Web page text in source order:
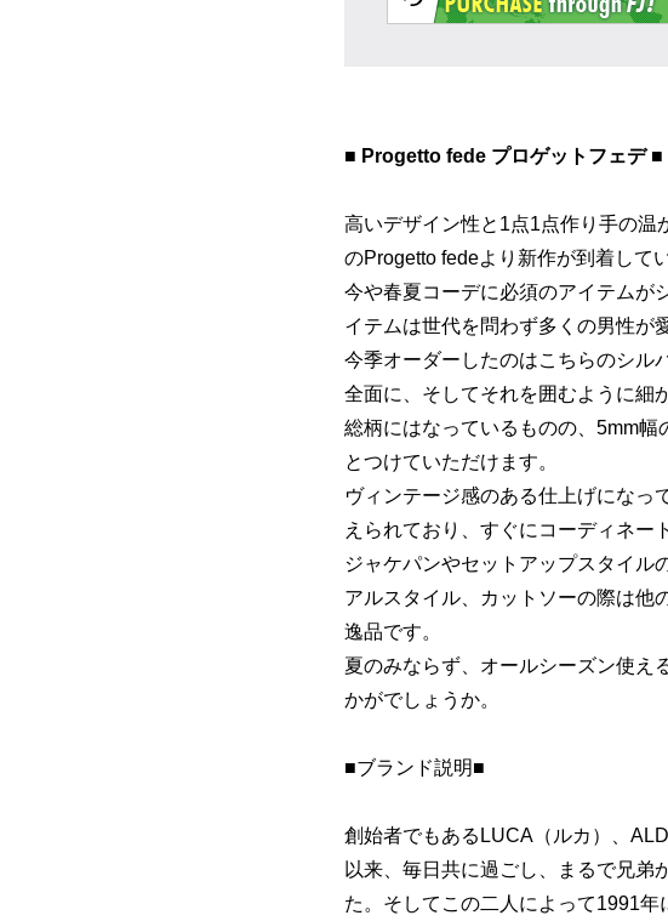
■ Progetto fede プロゲットフェデ ■
高いデザイン性と1点1点作り手の温
のProgetto fedeより新作が到着して
今や春夏コーデに必須のアイテムが
イテムは世代を問わず多くの男性が
今季オーダーしたのはこちらのシル
全面に、そしてそれを囲むように細
総柄にはなっているものの、5mm
とつけていただけます。
ヴィンテージ感のある仕上げになっ
えられており、すぐにコーディネー
ジャケパンやセットアップスタイル
アルスタイル、カットソーの際は他
逸品です。
夏のみならず、オールシーズン使え
かがでしょうか。
■ブランド説明■
創始者でもあるLUCA（ルカ）、
以来、毎日共に過ごし、まるで兄弟
た。そしてこの二人によって1991年